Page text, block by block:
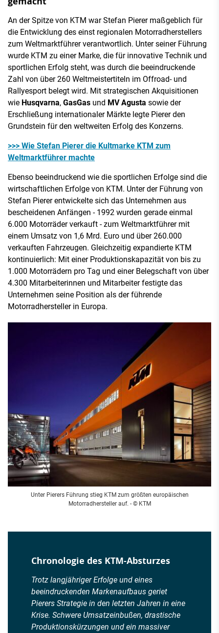
An der Spitze von KTM war Stefan Pierer maßgeblich für
die Entwicklung des einst regionalen Motorradherstellers
zum Weltmarktführer verantwortlich. Unter seiner Führung
wurde KTM zu einer Marke, die für innovative Technik und
sportlichen Erfolg steht, was durch die beeindruckende
Zahl von über 260 Weltmeistertiteln im Offroad- und
Rallyesport belegt wird. Mit strategischen Akquisitionen
wie Husqvarna, GasGas und MV Agusta sowie der
Erschließung internationaler Märkte legte Pierer den
Grundstein für den weltweiten Erfolg des Konzerns.
>>> Wie Stefan Pierer die Kultmarke KTM zum
Weltmarktführer machte
Ebenso beeindruckend wie die sportlichen Erfolge sind die
wirtschaftlichen Erfolge von KTM. Unter der Führung von
Stefan Pierer entwickelte sich das Unternehmen aus
bescheidenen Anfängen - 1992 wurden gerade einmal
6.000 Motorräder verkauft - zum Weltmarktführer mit
einem Umsatz von 1,6 Mrd. Euro und über 260.000
verkauften Fahrzeugen. Gleichzeitig expandierte KTM
kontinuierlich: Mit einer Produktionskapazität von bis zu
1.000 Motorrädern pro Tag und einer Belegschaft von über
4.300 Mitarbeiterinnen und Mitarbeiter festigte das
Unternehmen seine Position als der führende
Motorradhersteller in Europa.
Unter Pierers Führung stieg KTM zum größten europäischen
Motorradhersteller auf. - © KTM
Chronologie des KTM-Absturzes
Trotz langjähriger Erfolge und eines
beeindruckenden Markenaufbaus geriet
Pierers Strategie in den letzten Jahren in eine
Krise. Schwere Umsatzeinbußen, drastische
Produktionskürzungen und ein massiver